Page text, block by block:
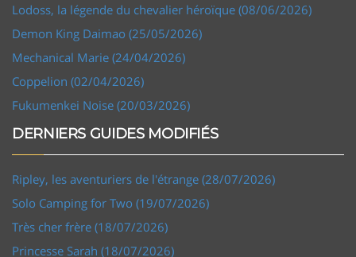
Lodoss, la légende du chevalier héroïque (08/06/2026)
Demon King Daimao (25/05/2026)
Mechanical Marie (24/04/2026)
Coppelion (02/04/2026)
Fukumenkei Noise (20/03/2026)
DERNIERS GUIDES MODIFIÉS
Ripley, les aventuriers de l'étrange (28/07/2026)
Solo Camping for Two (19/07/2026)
Très cher frère (18/07/2026)
Princesse Sarah (18/07/2026)